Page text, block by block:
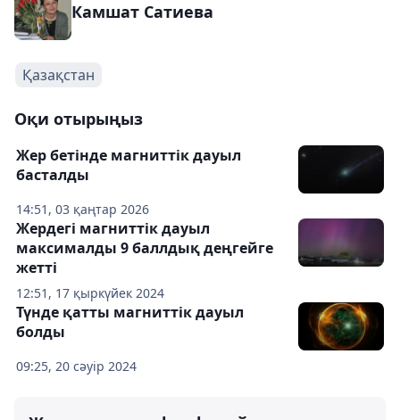
Камшат Сатиева
Қазақстан
Оқи отырыңыз
14:51, 03 қаңтар 2026
Жер бетінде магниттік дауыл
басталды
12:51, 17 қыркүйек 2024
Жердегі магниттік дауыл
максималды 9 баллдық деңгейге
жетті
09:25, 20 сәуір 2024
Түнде қатты магниттік дауыл
болды